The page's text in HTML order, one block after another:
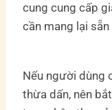
cung cung cấp
cần mang lại
Nếu người dùng
thừa dấn, nên